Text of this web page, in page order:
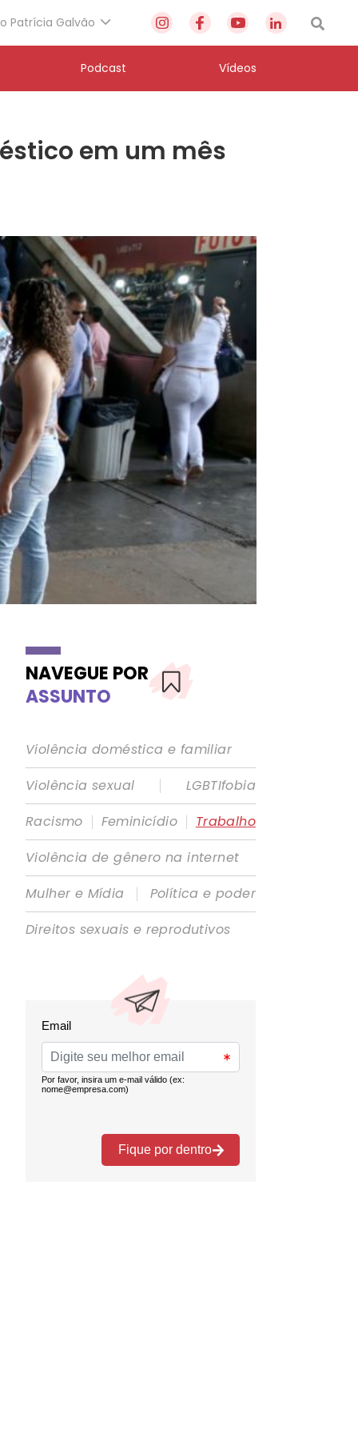
Patrícia Galvão
Podcast Vídeos
em um mês
NAVEGUE POR
ASSUNTO
Violência doméstica e familiar
Violência sexual
|
LGBTIfobia
Racismo | Feminicídio | Trabalho
Violência de gênero na internet
Mulher e Mídia
|
Política e poder
Direitos sexuais e reprodutivos